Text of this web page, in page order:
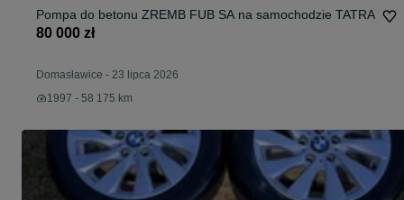
Pompa do betonu ZREMB FUB SA na samochodzie TATRA
80 000 zł
Domasławice - 23 lipca 2026
1997 - 58 175 km